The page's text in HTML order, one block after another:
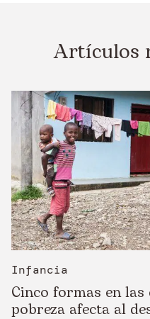
Artículos
Infancia
Cinco formas en las
pobreza afecta al